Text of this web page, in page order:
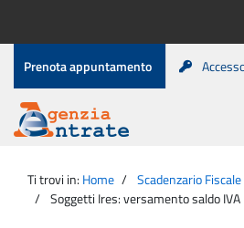
contenuto
Menu
di
servizio
Prenota appuntamento
Agenzia
Entrate
principale
Ti trovi in: Home Scadenzario Fiscale
Soggetti Ires: versamento saldo